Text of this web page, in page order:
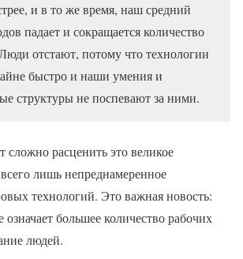
и в то же время, наш средний
падает и сокращается количество
отстают, потому что технологии
быстро и наши умения и
структуры не поспевают за ними.
расценить это великое
лишь непреднамеренное
технологий. Это важная новость:
большее количество рабочих
людей.